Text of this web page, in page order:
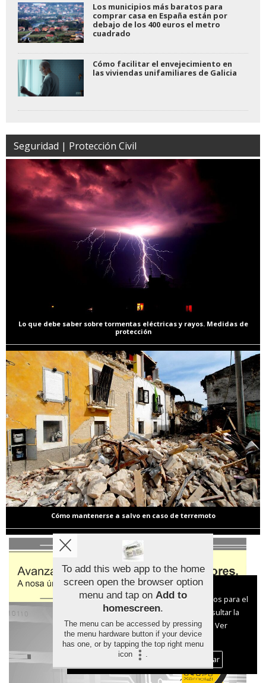
Los municipios más baratos para
comprar casa en España están por
debajo de los 400 euros el metro
cuadrado
Cómo facilitar el envejecimiento en
las viviendas unifamiliares de Galicia
Seguridad | Protección Civil
Lo que debe saber sobre tormentas eléctricas y rayos. Medidas de
protección
Cómo mantenerse a salvo en caso de terremoto
Aviso sobre el Uso de cookies:
Utilizamos cookies nuestras y de terceros para el
funcionamiento del digital. Puedes consultar la
lista de cookies y como desconectarlas.
Ver
nuestra Política de Privacidad y Cookies
Aceptar Cookies
Personalizar
To add this web app to the home
screen open the browser option
menu and tap on Add to
homescreen.
The menu can be accessed by pressing
the menu hardware button if your device
has one, or by tapping the top right menu
icon
.